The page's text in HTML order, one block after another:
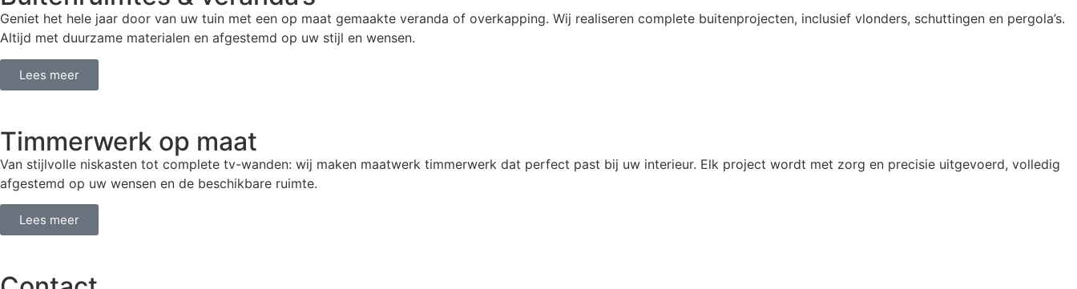
Geniet het hele jaar door van uw tuin met een op maat gemaakte veranda of overkapping. Wij realiseren complete buitenprojecten, inclusief vlonders, schuttingen en pergola’s.
Altijd met duurzame materialen en afgestemd op uw stijl en wensen.
Lees meer
Timmerwerk op maat
Van stijlvolle niskasten tot complete tv-wanden: wij maken maatwerk timmerwerk dat perfect past bij uw interieur. Elk project wordt met zorg en precisie uitgevoerd, volledig
afgestemd op uw wensen en de beschikbare ruimte.
Lees meer